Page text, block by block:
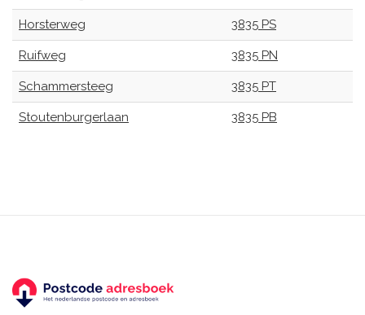
Horsterweg 3835 PS
Ruifweg 3835 PN
Schammersteeg 3835 PT
Stoutenburgerlaan 3835 PB